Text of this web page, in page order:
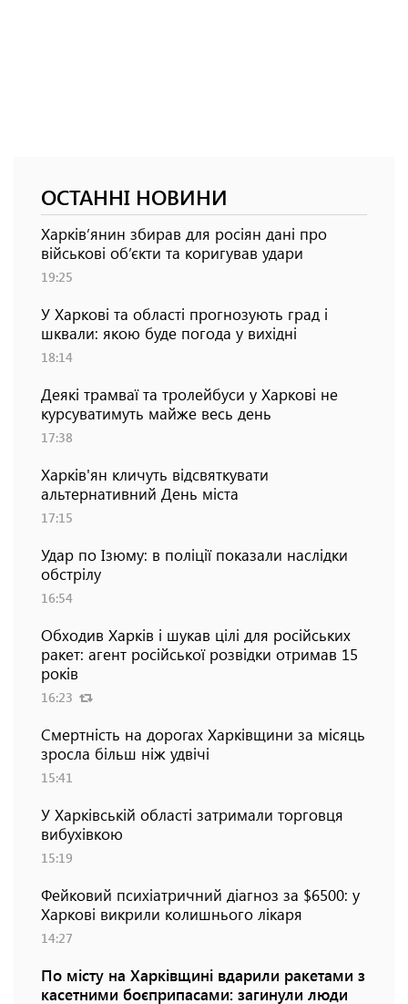
ОСТАННІ НОВИНИ
Харків’янин збирав для росіян дані про
військові об’єкти та коригував удари
19:25
У Харкові та області прогнозують град і
шквали: якою буде погода у вихідні
18:14
Деякі трамваї та тролейбуси у Харкові не
курсуватимуть майже весь день
17:38
Харків'ян кличуть відсвяткувати
альтернативний День міста
17:15
Удар по Ізюму: в поліції показали наслідки
обстрілу
16:54
Обходив Харків і шукав цілі для російських
ракет: агент російської розвідки отримав 15
років
16:23
Смертність на дорогах Харківщини за місяць
зросла більш ніж удвічі
15:41
У Харківській області затримали торговця
вибухівкою
15:19
Фейковий психіатричний діагноз за $6500: у
Харкові викрили колишнього лікаря
14:27
По місту на Харківщині вдарили ракетами з
касетними боєприпасами: загинули люди